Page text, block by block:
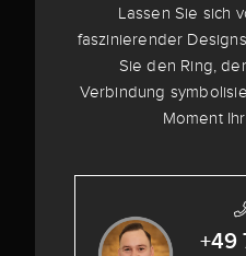
Lassen Sie sich
faszinierender
Sie den Ring,
Verbindung
Moment
+49